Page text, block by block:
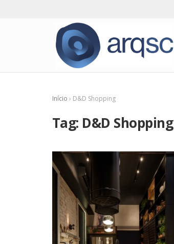
Início › D&D Shopping
Tag: D&D Shopping